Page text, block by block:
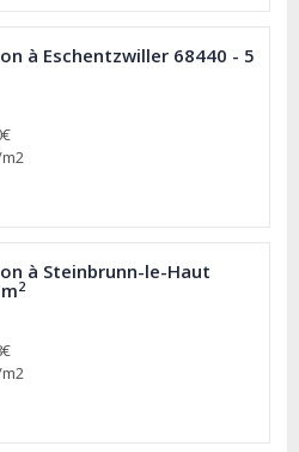
à Eschentzwiller 68440 - 5
à Steinbrunn-le-Haut
2